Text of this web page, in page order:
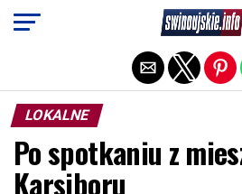
LOKALNE
Po spotkaniu z
Karsiboru
Exit mobile